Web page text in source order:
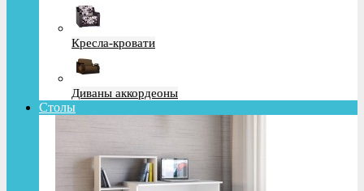
Кресла-кровати
Диваны аккордеоны
Столы